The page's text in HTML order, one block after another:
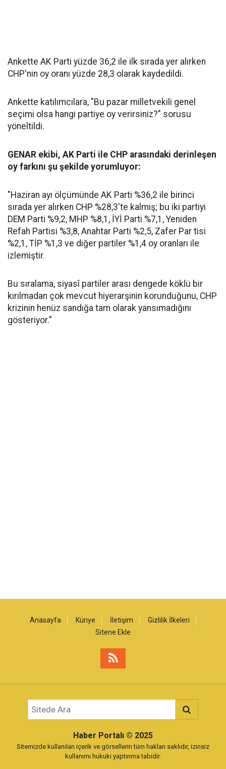
Ankette AK Parti yüzde 36,2 ile ilk sırada yer alırken
CHP'nin oy oranı yüzde 28,3 olarak kaydedildi.
Ankette katılımcılara, "Bu pazar milletvekili genel
seçimi olsa hangi partiye oy verirsiniz?" sorusu
yöneltildi.
GENAR ekibi, AK Parti ile CHP arasındaki derinleşen
oy farkını şu şekilde yorumluyor:
"Haziran ayı ölçümünde AK Parti %36,2 ile birinci
sırada yer alırken CHP %28,3'te kalmış; bu iki partiyi
DEM Parti %9,2, MHP %8,1, İYİ Parti %7,1, Yeniden
Refah Partisi %3,8, Anahtar Parti %2,5, Zafer Par tisi
%2,1, TİP %1,3 ve diğer partiler %1,4 oy oranları ile
izlemiştir.
Bu sıralama, siyasî partiler arası dengede köklü bir
kırılmadan çok mevcut hiyerarşinin korunduğunu, CHP
krizinin henüz sandığa tam olarak yansımadığını
gösteriyor."
Anasayfa Künye İletişim
Gizlilik İlkeleri
Sitene Ekle
Haber Portalı © 2025
Sitemizde kullanılan içerik ve görsellerin tüm hakları saklıdır, izinsiz
kullanımı hukuki yaptırıma tabidir.